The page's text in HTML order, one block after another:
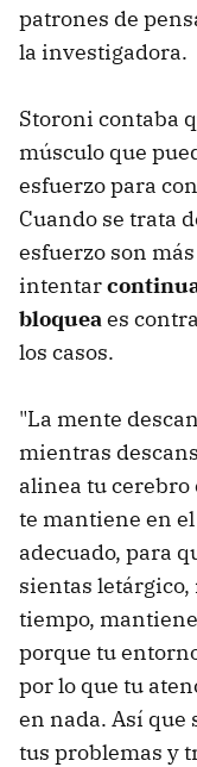
patrones de
la investigadora.
Storoni contaba
músculo que
esfuerzo para
Cuando se trata
esfuerzo son
intentar
bloqueaes
los casos.
"La mente
mientras
alinea tu cerebro
te mantiene en
adecuado, para
sientas
tiempo,
porque tu
por lo que tu
en nada. Así que
tus problemas y